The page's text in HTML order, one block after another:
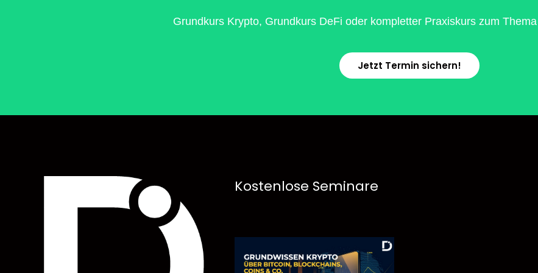
Grundkurs Krypto, Grundkurs DeFi oder kompletter Praxiskurs zum
Jetzt Termin sichern!
Kostenlose Seminare